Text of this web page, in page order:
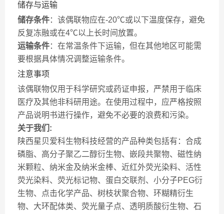
储存与运输
储存条件：该偶联物应在-20℃或以下温度保存，避免
反复冻融或在4℃以上长时间放置。
运输条件：在常温条件下运输，但在其他地区可能需
要根据具体情况调整运输条件。
注意事项
该偶联物仅用于科学研究或药证申报，严禁用于临床
医疗及其他非科研用途。在使用过程中，应严格按照
产品说明书进行操作，避免不必要的浪费和污染。
关于我们:
陕西星贝爱科生物科技经营的产品种类包括有：合成
磷脂、高分子聚乙二醇衍生物、嵌段共聚物、磁性纳
米颗粒、纳米金及纳米金棒、近红外荧光染料、活性
荧光染料、荧光标记物、蛋白交联剂、小分子PEG衍
生物、点击化学产品、树枝状聚合物、环糊精衍生
物、大环配体类、荧光量子点、透明质酸衍生物、石